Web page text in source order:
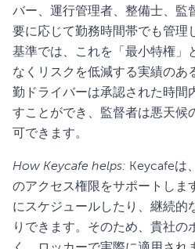
バー、運行管理者、整備士、監
要に応じて勤務時間帯でも管理
基準では、これを「最小特権」
なくリスクを低減する実績のあ
勤ドライバーは承認された時間
すことができ、監督者は悪天候
可できます。
How Keycafe helps: Keycafeは
のアクセス権限をサポートしま
にスケジュールしたり、継続的
りできます。そのため、貴社の